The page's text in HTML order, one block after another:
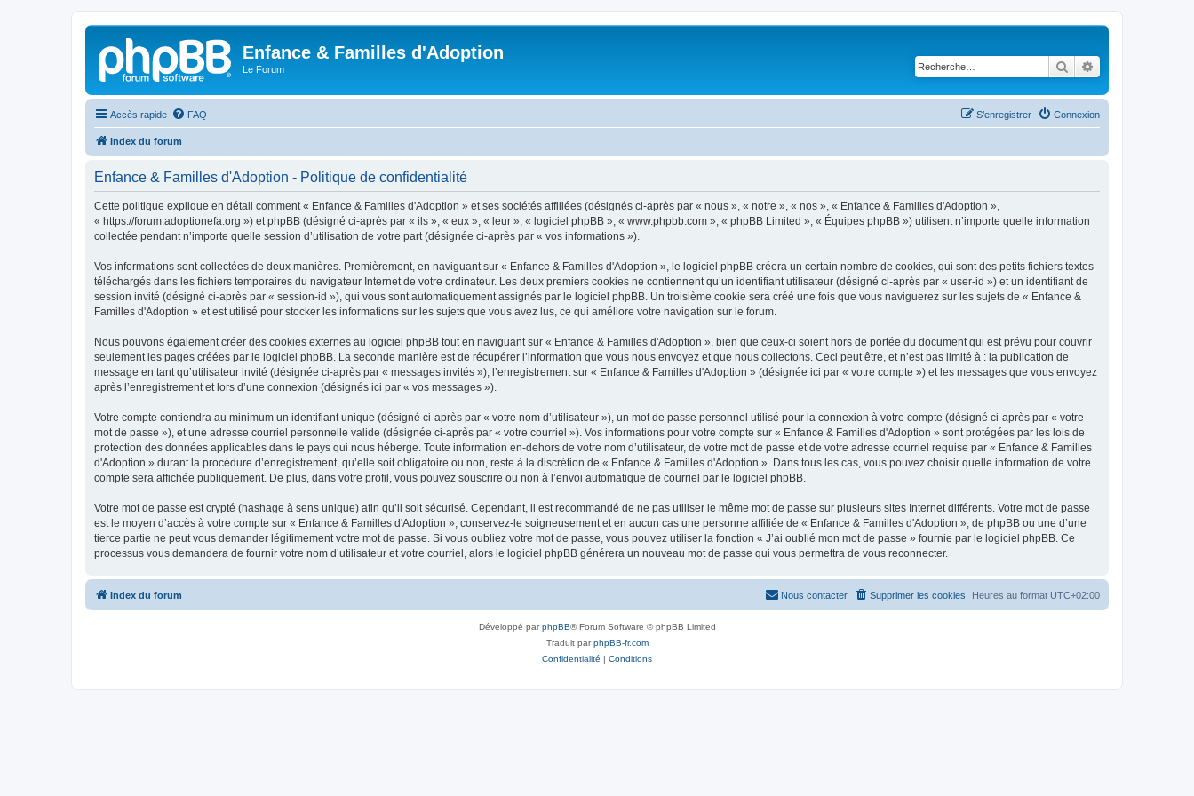
Enfance & Familles d'Adoption
Le Forum Rechercher
Accès rapide FAQ Connexion
S’enregistrer
Index du forum
Enfance & Familles d'Adoption - Politique de confidentialité
Cette politique explique en détail comment « Enfance & Familles d'Adoption » et ses sociétés affiliées (désignés ci-après par « nous », « notre », « nos », « Enfance & Familles d'Adoption »,
« https://forum.adoptionefa.org ») et phpBB (désigné ci-après par « ils », « eux », « leur », « logiciel phpBB », « www.phpbb.com », « phpBB Limited », « Équipes phpBB ») utilisent n’importe quelle information
collectée pendant n’importe quelle session d’utilisation de votre part (désignée ci-après par « vos informations »).
Vos informations sont collectées de deux manières. Premièrement, en naviguant sur « Enfance & Familles d'Adoption », le logiciel phpBB créera un certain nombre de cookies, qui sont des petits fichiers textes
téléchargés dans les fichiers temporaires du navigateur Internet de votre ordinateur. Les deux premiers cookies ne contiennent qu’un identifiant utilisateur (désigné ci-après par « user-id ») et un identifiant de
session invité (désigné ci-après par « session-id »), qui vous sont automatiquement assignés par le logiciel phpBB. Un troisième cookie sera créé une fois que vous naviguerez sur les sujets de « Enfance &
Familles d'Adoption » et est utilisé pour stocker les informations sur les sujets que vous avez lus, ce qui améliore votre navigation sur le forum.
Nous pouvons également créer des cookies externes au logiciel phpBB tout en naviguant sur « Enfance & Familles d'Adoption », bien que ceux-ci soient hors de portée du document qui est prévu pour couvrir
seulement les pages créées par le logiciel phpBB. La seconde manière est de récupérer l’information que vous nous envoyez et que nous collectons. Ceci peut être, et n’est pas limité à : la publication de
message en tant qu’utilisateur invité (désignée ci-après par « messages invités »), l’enregistrement sur « Enfance & Familles d'Adoption » (désignée ici par « votre compte ») et les messages que vous envoyez
après l’enregistrement et lors d’une connexion (désignés ici par « vos messages »).
Votre compte contiendra au minimum un identifiant unique (désigné ci-après par « votre nom d’utilisateur »), un mot de passe personnel utilisé pour la connexion à votre compte (désigné ci-après par « votre
mot de passe »), et une adresse courriel personnelle valide (désignée ci-après par « votre courriel »). Vos informations pour votre compte sur « Enfance & Familles d'Adoption » sont protégées par les lois de
protection des données applicables dans le pays qui nous héberge. Toute information en-dehors de votre nom d’utilisateur, de votre mot de passe et de votre adresse courriel requise par « Enfance & Familles
d'Adoption » durant la procédure d’enregistrement, qu’elle soit obligatoire ou non, reste à la discrétion de « Enfance & Familles d'Adoption ». Dans tous les cas, vous pouvez choisir quelle information de votre
compte sera affichée publiquement. De plus, dans votre profil, vous pouvez souscrire ou non à l’envoi automatique de courriel par le logiciel phpBB.
Votre mot de passe est crypté (hashage à sens unique) afin qu’il soit sécurisé. Cependant, il est recommandé de ne pas utiliser le même mot de passe sur plusieurs sites Internet différents. Votre mot de passe
est le moyen d’accès à votre compte sur « Enfance & Familles d'Adoption », conservez-le soigneusement et en aucun cas une personne affiliée de « Enfance & Familles d'Adoption », de phpBB ou une d’une
tierce partie ne peut vous demander légitimement votre mot de passe. Si vous oubliez votre mot de passe, vous pouvez utiliser la fonction « J’ai oublié mon mot de passe » fournie par le logiciel phpBB. Ce
processus vous demandera de fournir votre nom d’utilisateur et votre courriel, alors le logiciel phpBB générera un nouveau mot de passe qui vous permettra de vous reconnecter.
Index du forum Heures au format UTC+02:00
Supprimer les cookies
Nous contacter
Développé parphpBB® Forum Software © phpBB Limited
Traduit parphpBB-fr.com
Confidentialité | Conditions